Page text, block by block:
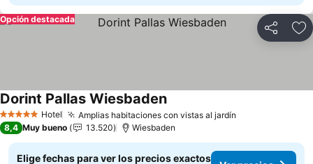
Compartir
Opción destacada
5 Estrellas Hotel Amplias habitaciones con vistas al jardín
Dorint Pallas Wiesbaden
8,4 Muy bueno 13.520 Wiesbaden
Elige fechas para ver los precios exactos